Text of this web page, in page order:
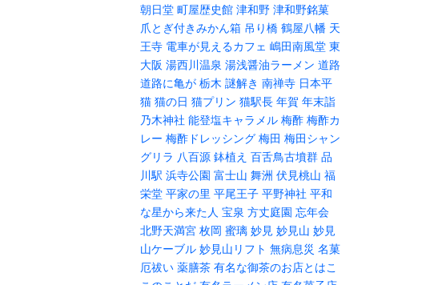
朝日堂 町屋歴史館 津和野 津和野銘菓
爪とぎ付きみかん箱 吊り橋 鶴屋八幡 天
王寺 電車が見えるカフェ 嶋田南風堂 東
大阪 湯西川温泉 湯浅醤油ラーメン 道路
道路に亀が 栃木 謎解き 南禅寺 日本平
猫 猫の日 猫プリン 猫駅長 年賀 年末詣
乃木神社 能登塩キャラメル 梅酢 梅酢カ
レー 梅酢ドレッシング 梅田 梅田シャン
グリラ 八百源 鉢植え 百舌鳥古墳群 品
川駅 浜寺公園 富士山 舞洲 伏見桃山 福
栄堂 平家の里 平尾王子 平野神社 平和
な星から来た人 宝泉 方丈庭園 忘年会
北野天満宮 枚岡 蜜璃 妙見 妙見山 妙見
山ケーブル 妙見山リフト 無病息災 名菓
厄祓い 薬膳茶 有名な御茶のお店とはこ